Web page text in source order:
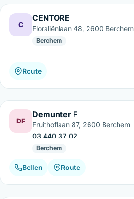
C
CENTORE
Floraliënlaan 48, 2600 Berchem
Berchem
Route
DF
Demunter F
Fruithoflaan 87, 2600 Berchem
03 440 37 02
Berchem
Bellen Route